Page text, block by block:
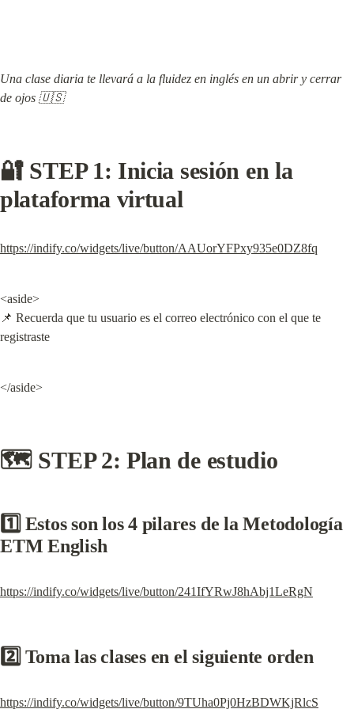
Una clase diaria te llevará a la fluidez en inglés en un abrir y cerrar
de ojos 🇺🇸
🔐 STEP 1: Inicia sesión en la
plataforma virtual
https://indify.co/widgets/live/button/AAUorYFPxy935e0DZ8fq
<aside>
📌 Recuerda que tu usuario es el correo electrónico con el que te
registraste
</aside>
🗺️ STEP 2: Plan de estudio
1️⃣ Estos son los 4 pilares de la Metodología
ETM English
https://indify.co/widgets/live/button/241IfYRwJ8hAbj1LeRgN
2️⃣ Toma las clases en el siguiente orden
https://indify.co/widgets/live/button/9TUha0Pj0HzBDWKjRlcS